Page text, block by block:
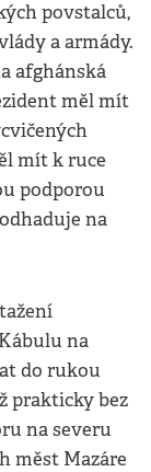
povstalců,
a armády.
afghánská
měl mít
mít k ruce
podporou
na
na
do rukou
prakticky bez
na severu
měst Mazáre